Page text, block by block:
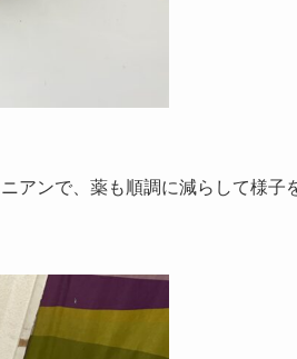
アンで、薬も順調に減らして様子